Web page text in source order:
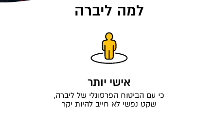
למה ליברה
אישי יותר
כי עם הביטוח הפרסונלי של ליברה,
שקט נפשי לא חייב להיות יקר